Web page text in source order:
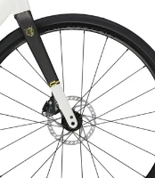
TREK MARLIN 6
2026
€979